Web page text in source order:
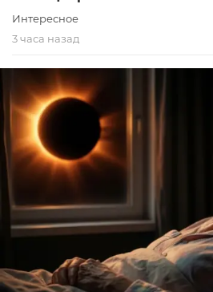
Интересное
3 часа назад